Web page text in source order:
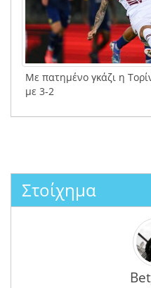
Με πατημένο γκάζι η
με 3-2
Στοίχημα